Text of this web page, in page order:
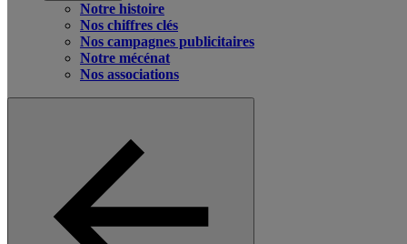
Notre histoire
Nos chiffres clés
Nos campagnes publicitaires
Notre mécénat
Nos associations